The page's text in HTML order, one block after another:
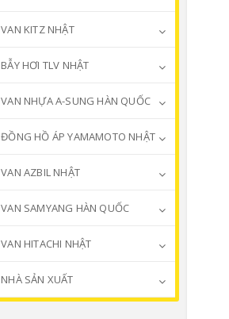
VAN KITZ NHẬT
BẪY HƠI TLV NHẬT
VAN NHỰA A-SUNG HÀN QUỐC
ĐỒNG HỒ ÁP YAMAMOTO NHẬT
VAN AZBIL NHẬT
VAN SAMYANG HÀN QUỐC
VAN HITACHI NHẬT
NHÀ SẢN XUẤT